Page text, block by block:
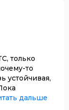
только
то
устойчивая,
дальше